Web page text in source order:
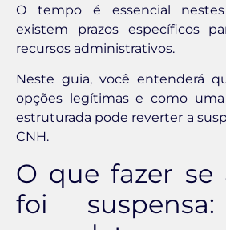
O tempo é essencial
existem prazos específicos
recursos administrativos.
Neste guia, você entenderá
opções legítimas e como
estruturada pode reverter a
CNH.
O que fazer se
foi